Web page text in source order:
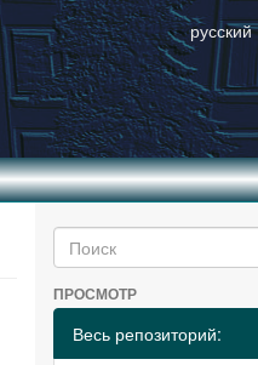
русский
ПРОСМОТР
Весь репозиторий: